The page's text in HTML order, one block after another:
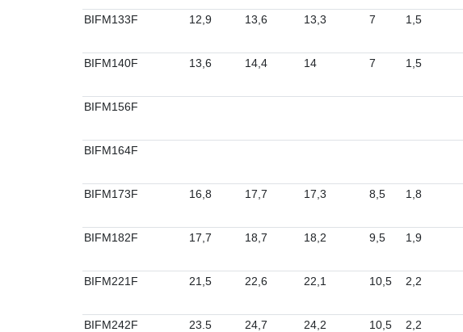
BIFM133F 12,9 13,6 13,3 7 1,5
BIFM140F 13,6 14,4 14 7 1,5
BIFM156F
BIFM164F
BIFM173F 16,8 17,7 17,3 8,5 1,8
BIFM182F 17,7 18,7 18,2 9,5 1,9
BIFM221F 21,5 22,6 22,1 10,5 2,2
BIFM242F 23.5 24,7 24,2 10,5 2,2